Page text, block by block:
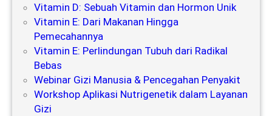
Vitamin D: Sebuah Vitamin dan Hormon Unik
Vitamin E: Dari Makanan Hingga
Pemecahannya
Vitamin E: Perlindungan Tubuh dari Radikal
Bebas
Webinar Gizi Manusia & Pencegahan Penyakit
Workshop Aplikasi Nutrigenetik dalam Layanan
Gizi